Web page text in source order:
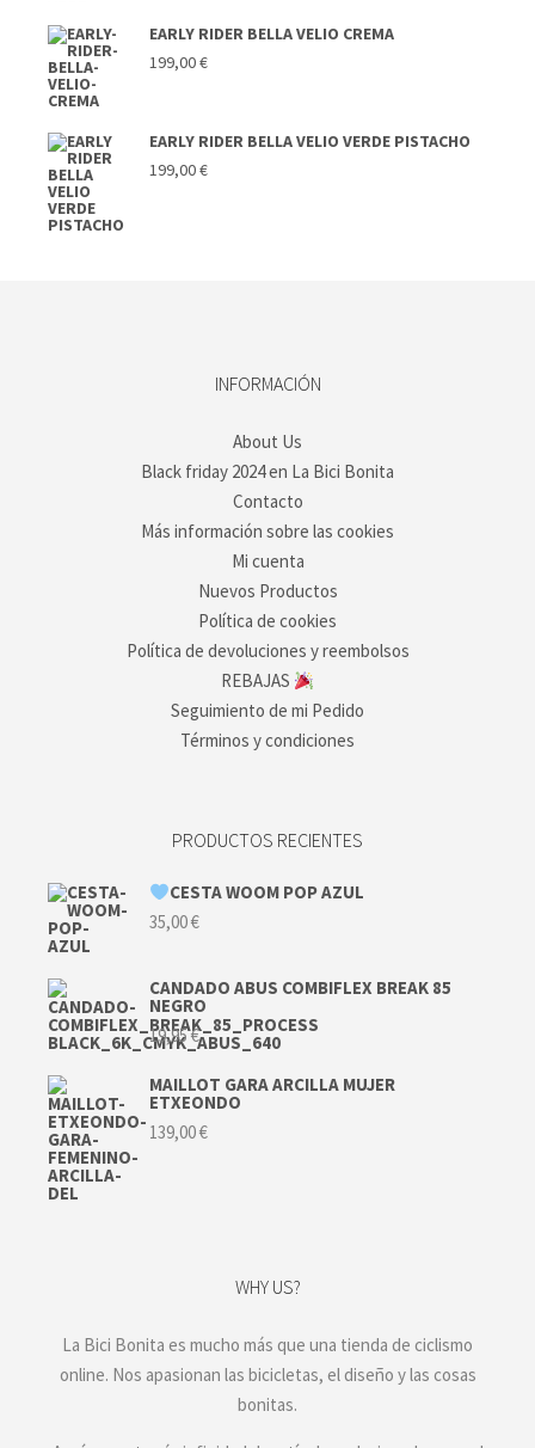
EARLY RIDER BELLA VELIO CREMA
199,00€
EARLY RIDER BELLA VELIO VERDE PISTACHO
199,00€
INFORMACIÓN
About Us
Black friday 2024 en La Bici Bonita
Contacto
Más información sobre las cookies
Mi cuenta
Nuevos Productos
Política de cookies
Política de devoluciones y reembolsos
REBAJAS
Seguimiento de mi Pedido
Términos y condiciones
PRODUCTOS RECIENTES
CESTA WOOM POP AZUL
35,00€
CANDADO ABUS COMBIFLEX BREAK 85
NEGRO
19,95€
MAILLOT GARA ARCILLA MUJER
ETXEONDO
139,00€
WHY US?
La Bici Bonita es mucho más que una tienda de ciclismo
online. Nos apasionan las bicicletas, el diseño y las cosas
bonitas.